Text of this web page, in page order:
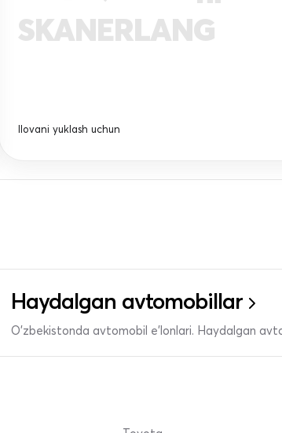
SKANERLANG
Ilovani yuklash uchun
Haydalgan avtomobillar
O'zbekistonda avtomobil e’lonlari. Haydalgan